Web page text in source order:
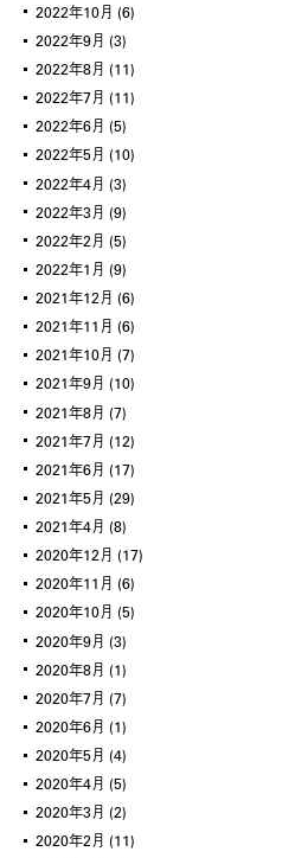
2022年10月 (6)
2022年9月 (3)
2022年8月 (11)
2022年7月 (11)
2022年6月 (5)
2022年5月 (10)
2022年4月 (3)
2022年3月 (9)
2022年2月 (5)
2022年1月 (9)
2021年12月 (6)
2021年11月 (6)
2021年10月 (7)
2021年9月 (10)
2021年8月 (7)
2021年7月 (12)
2021年6月 (17)
2021年5月 (29)
2021年4月 (8)
2020年12月 (17)
2020年11月 (6)
2020年10月 (5)
2020年9月 (3)
2020年8月 (1)
2020年7月 (7)
2020年6月 (1)
2020年5月 (4)
2020年4月 (5)
2020年3月 (2)
2020年2月 (11)